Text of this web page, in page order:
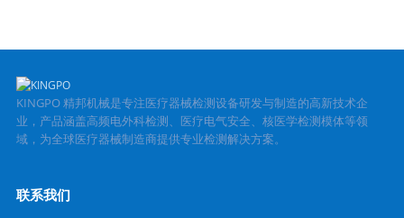
KINGPO 精邦机械是专注医疗器械检测设备研发与制造的高新技术企
业，产品涵盖高频电外科检测、医疗电气安全、核医学检测模体等领
域，为全球医疗器械制造商提供专业检测解决方案。
联系我们